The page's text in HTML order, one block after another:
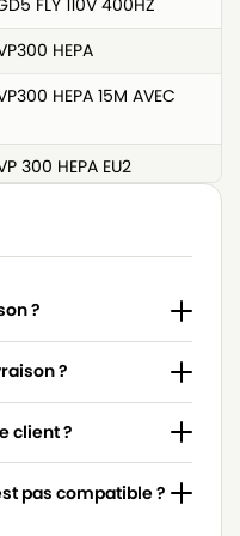
FLY 110V 400HZ
HEPA
HEPA 15M AVEC
300 HEPA EU2
HEPA AU/NZ
10
10Sauger
10 UK
HEPA JP
?
?
client ?
pas compatible ?